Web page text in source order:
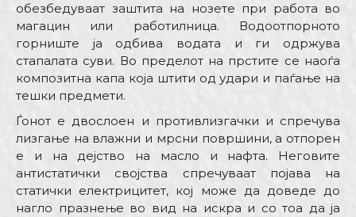
обезбедуваат заштита на нозете при работа во
магацин или работилница. Водоотпорното
горниште ја одбива водата и ги одржува
стапалата суви. Во пределот на прстите се наоѓа
композитна капа која штити од удари и паѓање на
тешки предмети.
Ѓонот е двослоен и противлизгачки и спречува
лизгање на влажни и мрсни површини, а отпорен
е и на дејство на масло и нафта. Неговите
антистатички својства спречуваат појава на
статички електрицитет, кој може да доведе до
нагло празнење во вид на искра и со тоа да ја